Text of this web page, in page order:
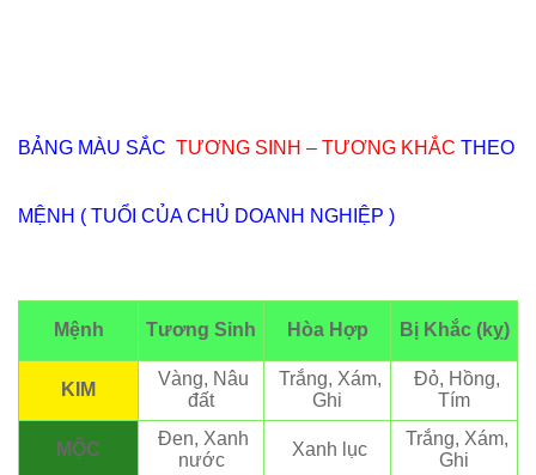
BẢNG MÀU SẮC TƯƠNG SINH – TƯƠNG KHẮC THEO
MỆNH ( TUỔI CỦA CHỦ DOANH NGHIỆP )
Mệnh Tương Sinh Hòa Hợp Bị Khắc (kỵ)
KIM
Vàng, Nâu
đất
Trắng, Xám,
Ghi
Đỏ, Hồng,
Tím
MỘC
Đen, Xanh
nước
Xanh lục
Trắng, Xám,
Ghi